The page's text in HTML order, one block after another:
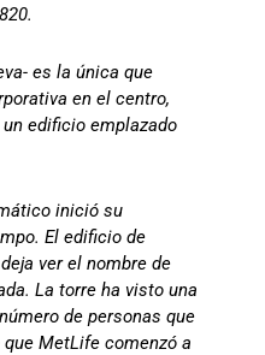
es la única que
en el centro,
edificio emplazado
inició su
El edificio de
ver el nombre de
La torre ha visto una
de personas que
MetLife comenzó a